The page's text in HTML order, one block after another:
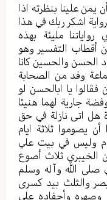
يمن علينا بنظرته اذا
اشكر ربك في هذا
مليئة بهذه
أقطاب التفسير وهو
الحسن والحسين كانا
وفد من الصحابة
يا ابالحسن لو
جارية لهما هنيئا
هل اتى نازلة في حق
يصوموا ثلاثة ايام
وليس في بيت علي
ثلاث أصوع
صلى الله وآله وسلم
والثلث بيد كسرى
وصهره وأحفاده علي